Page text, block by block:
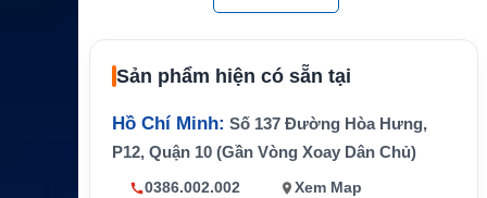
Kích thước 106.4 x 56.3 x 24.3 mm
Trọng lượng Khoảng 150g
Thiết bị tương th
Hytera PD70X, PD75X, PD78
Sản phẩm hiện có sẵn tại
Hồ Chí Minh: Số 137 Đường Hòa Hưng,
P12, Quận 10 (Gần Vòng Xoay Dân Chủ)
0386.002.002 Xem Map